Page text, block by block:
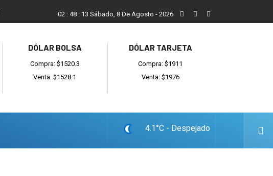
Vecinos, instituciones y concejales se manifestaron contra
02 : 48 : 14 Sábado, 8 De Agosto - 2026
DÓLAR BOLSA
Compra: $1520.3
Venta: $1528.1
DÓLAR TARJETA
Compra: $1911
Venta: $1976
4.1°C - Despejado